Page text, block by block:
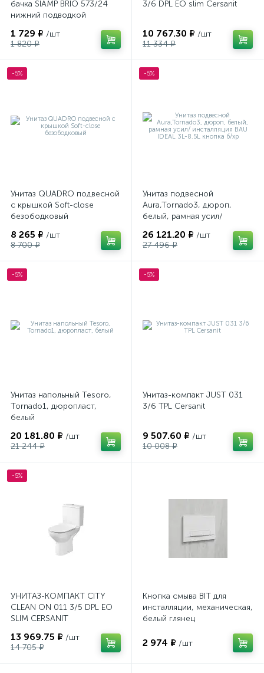
бачка SIAMP BRIO 573/24
нижний подводкой
1 729 ₽ /шт
1 820 ₽
3/6 DPL EO slim Cersanit
10 767.30 ₽ /шт
11 334 ₽
-5%
Унитаз QUADRO подвесной
с крышкой Soft-close
безободковый
8 265 ₽ /шт
8 700 ₽
-5%
Унитаз подвесной
Aura,Tornado3, дюроп,
белый, рамная усил/
8.5L кнопка б/хр
26 121.20 ₽ /шт
27 496 ₽
-5%
Унитаз напольный Tesoro,
Tornado1, дюропласт,
белый
20 181.80 ₽ /шт
21 244 ₽
-5%
Унитаз-компакт JUST 031
3/6 TPL Cersanit
9 507.60 ₽ /шт
10 008 ₽
-5%
УНИТАЗ-КОМПАКТ CITY
CLEAN ON 011 3/5 DPL EO
SLIM CERSANIT
13 969.75 ₽ /шт
14 705 ₽
Кнопка смыва BIT для
инсталляции, механическая,
белый глянец
2 974 ₽ /шт